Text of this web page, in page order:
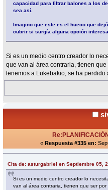
capacidad para filtrar balones a los
sea así.
Imagino que este es el hueco que
cubrir si surgía alguna opción
Si es un medio centro creador lo
que van al área contraria, tienen
tenemos a Lukebakio, se ha perdido
« Respuesta #335 en:
Cita de: asturgabriel en Septiembre 05,
Si es un medio centro creador lo
van al área contraria, tienen que ser